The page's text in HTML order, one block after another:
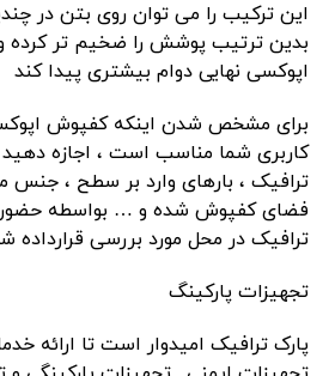
این ترکیب را می توان روی بتن در
بدین ترتیب پوشش را ضخیم تر کرده
اپوکسی نهایی دوام بیشتری پیدا کند
برای مشخص شدن اینکه کفپوش
کاربری شما مناسب است ، اجازه دهید
ترافیک ، بارهای وارد بر سطح ، جنس
فضای کفپوش شده و … بواسطه حضور
ترافیک در محل مورد بررسی قرارداده
تجهیزات پارکینگ
پارک ترافیک امیدوار است تا ارائه